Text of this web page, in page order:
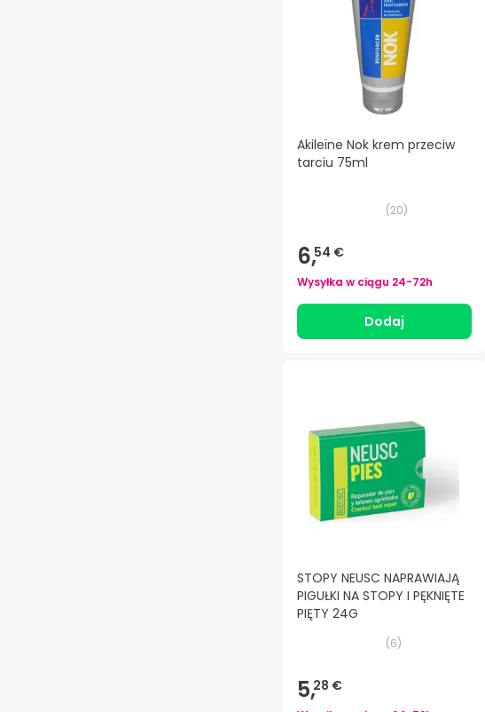
Akileïne Nok krem przeciw
tarciu 75ml
(20)
6,54 €
Wysyłka w ciągu 24-72h
Dodaj
STOPY NEUSC NAPRAWIAJĄ
PIGUŁKI NA STOPY I PĘKNIĘTE
PIĘTY 24G
(6)
5,28 €